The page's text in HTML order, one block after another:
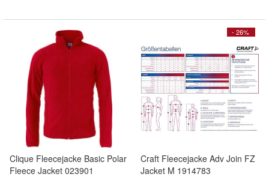
Clique Fleecejacke Basic Polar
Fleece Jacket 023901
- 26%
Craft Fleecejacke Adv Join FZ
Jacket M 1914783